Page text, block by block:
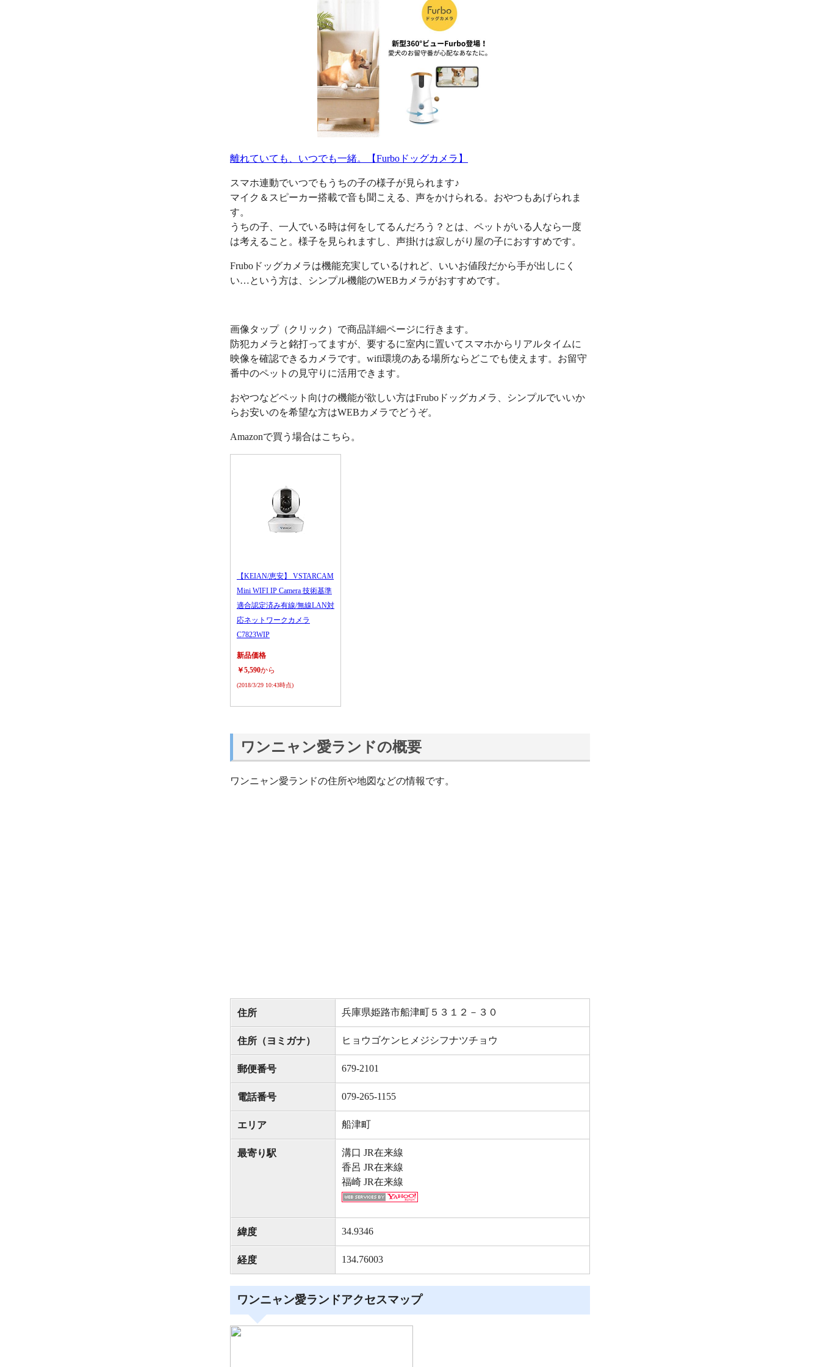
離れていても、いつでも一緒。【Furboドッグカメラ】
スマホ連動でいつでもうちの子の様子が見られます♪
マイク＆スピーカー搭載で音も聞こえる、声をかけられる。おやつもあげられま
す。
うちの子、一人でいる時は何をしてるんだろう？とは、ペットがいる人なら一度
は考えること。様子を見られますし、声掛けは寂しがり屋の子におすすめです。
Fruboドッグカメラは機能充実しているけれど、いいお値段だから手が出しにく
い…という方は、シンプル機能のWEBカメラがおすすめです。
画像タップ（クリック）で商品詳細ページに行きます。
防犯カメラと銘打ってますが、要するに室内に置いてスマホからリアルタイムに
映像を確認できるカメラです。wifi環境のある場所ならどこでも使えます。お留守
番中のペットの見守りに活用できます。
おやつなどペット向けの機能が欲しい方はFruboドッグカメラ、シンプルでいいか
らお安いのを希望な方はWEBカメラでどうぞ。
Amazonで買う場合はこちら。
【KEIAN/恵安】 VSTARCAM
Mini WIFI IP Camera 技術基準
適合認定済み有線/無線LAN対
応ネットワークカメラ
C7823WIP
新品価格
￥5,590から
(2018/3/29 10:43時点)
ワンニャン愛ランドの概要
ワンニャン愛ランドの住所や地図などの情報です。
住所 兵庫県姫路市船津町５３１２－３０
住所（ヨミガナ） ヒョウゴケンヒメジシフナツチョウ
郵便番号 679-2101
電話番号 079-265-1155
エリア 船津町
最寄り駅
溝口 JR在来線
香呂 JR在来線
福崎 JR在来線
緯度 34.9346
経度 134.76003
ワンニャン愛ランドアクセスマップ